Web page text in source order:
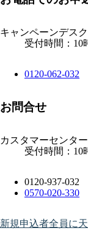
キャンペーンデスク
受付時間：10
0120-062-032
お問合せ
カスタマーセンター
受付時間：10
0120-937-032
0570-020-330
新規申込者全員に